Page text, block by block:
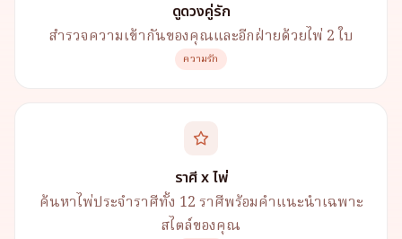
ดูดวงคู่รัก
สำรวจความเข้ากันของคุณและอีกฝ่ายด้วยไพ่ 2 ใบ
ความรัก
ราศี x ไพ่
ค้นหาไพ่ประจำราศีทั้ง 12 ราศีพร้อมคำแนะนำเฉพาะ
สไตล์ของคุณ